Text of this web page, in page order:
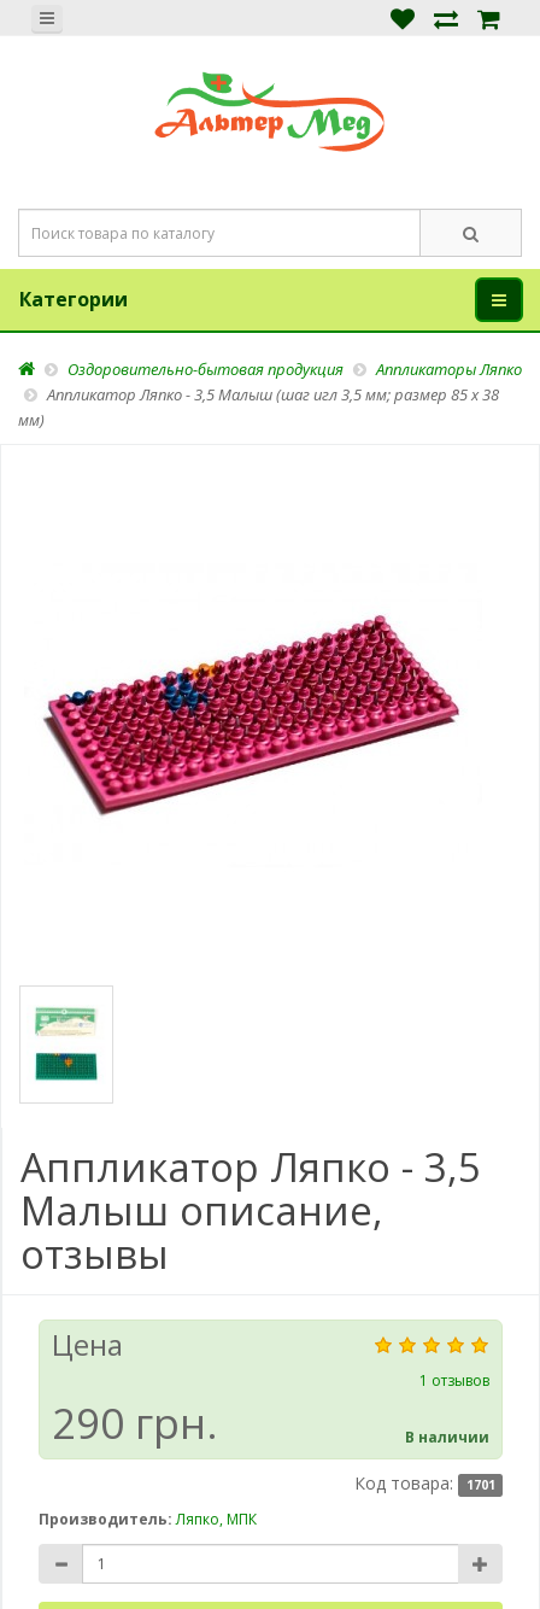
Категории
Оздоровительно-бытовая продукция
Аппликаторы Ляпко
Аппликатор Ляпко - 3,5 Малыш (шаг игл 3,5 мм; размер 85 х 38
мм)
Аппликатор Ляпко - 3,5
Малыш описание,
отзывы
1 отзывов
Цена
290 грн. В наличии
Код товара: 1701
Производитель: Ляпко, МПК